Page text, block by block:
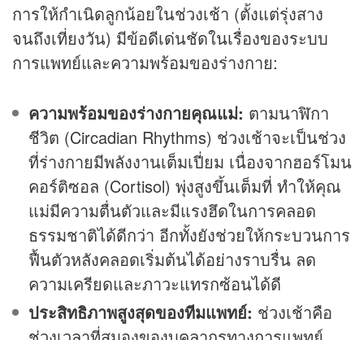
การให้กำเนิดลูกน้อยในช่วงเช้า (ตั้งแต่รุ่งสาง
จนถึงเที่ยงวัน) มีข้อดีเด่นชัดในเรื่องของระบบ
การแพทย์และความพร้อมของร่างกาย:
ความพร้อมของร่างกายคุณแม่: ตามนาฬิกา
ชีวิต (Circadian Rhythms) ช่วงเช้าจะเป็นช่วง
ที่ร่างกายมีพลังงานเต็มเปี่ยม เนื่องจากฮอร์โมน
คอร์ติซอล (Cortisol) พุ่งสูงขึ้นเต็มที่ ทำให้คุณ
แม่มีความตื่นตัวและมีแรงฮึดในการคลอด
ธรรมชาติได้ดีกว่า อีกทั้งยังช่วยให้กระบวนการ
ฟื้นตัวหลังคลอดเริ่มต้นได้อย่างราบรื่น ลด
ความเครียดและภาวะแทรกซ้อนได้ดี
ประสิทธิภาพสูงสุดของทีมแพทย์: ช่วงเช้าคือ